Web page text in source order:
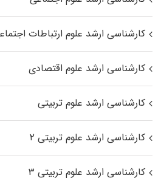
کارشناسی ارشد علوم ارتباطات
کارشناسی ارشد علوم اقتصادی
کارشناسی ارشد علوم تربیتی
کارشناسی ارشد علوم تربیتی ۲
کارشناسی ارشد علوم تربیتی ۳